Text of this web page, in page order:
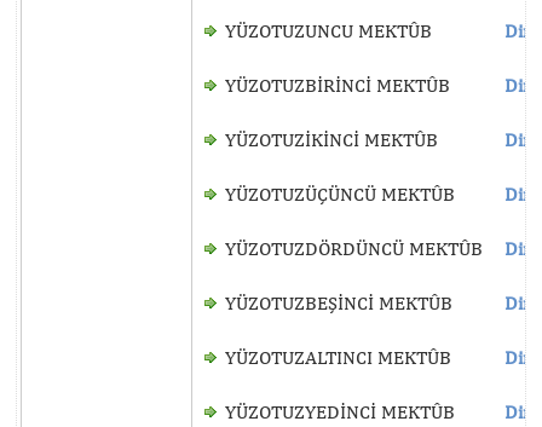
YÜZOTUZUNCU MEKTÛB
YÜZOTUZBİRİNCİ MEKTÛB
YÜZOTUZİKİNCİ MEKTÛB
YÜZOTUZÜÇÜNCÜ MEKTÛB
YÜZOTUZDÖRDÜNCÜ MEKTÛB
YÜZOTUZBEŞİNCİ MEKTÛB
YÜZOTUZALTINCI MEKTÛB
YÜZOTUZYEDİNCİ MEKTÛB